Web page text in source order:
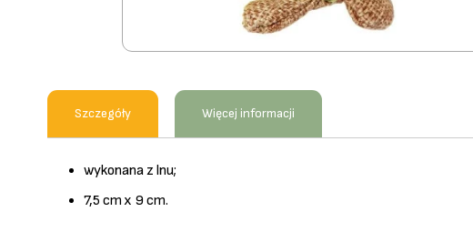
początek
galeriiSzczegóły
wykonana z lnu;
7,5 cm x 9 cm.
Więcej informacji